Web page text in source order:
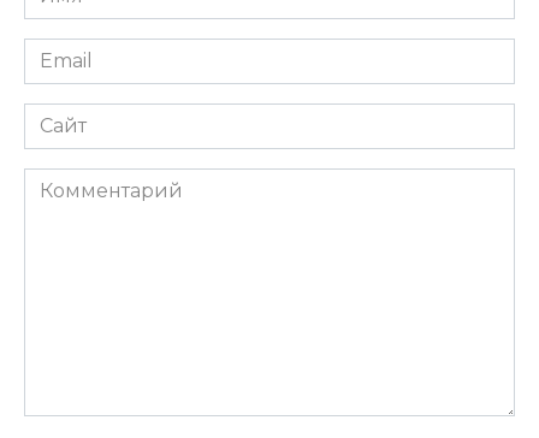
*
Email
*
Сайт
Комментарий